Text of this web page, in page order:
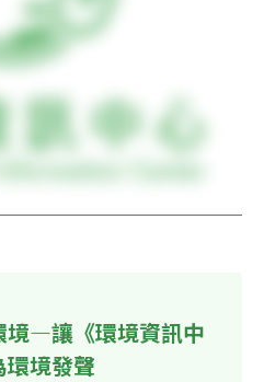
境—讓《環境資訊中
環境發聲